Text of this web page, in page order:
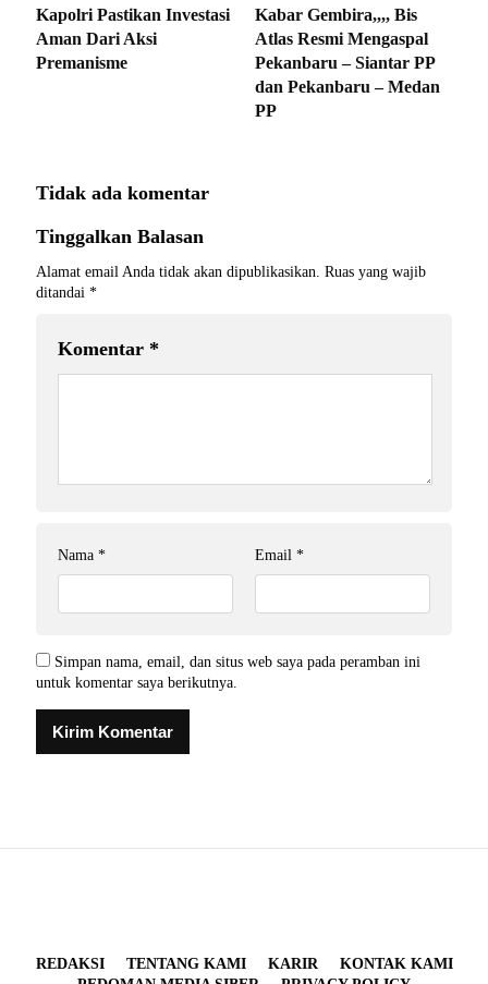
Kapolri Pastikan Investasi
Aman Dari Aksi
Premanisme
Kabar Gembira,,,, Bis
Atlas Resmi Mengaspal
Pekanbaru – Siantar PP
dan Pekanbaru – Medan
PP
Tidak ada komentar
Tinggalkan Balasan
Alamat email Anda tidak akan dipublikasikan. Ruas yang wajib
ditandai *
Komentar *
Nama * Email *
Simpan nama, email, dan situs web saya pada peramban ini
untuk komentar saya berikutnya.
REDAKSI TENTANG KAMI KARIR
KONTAK KAMI